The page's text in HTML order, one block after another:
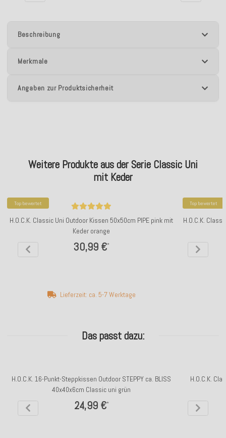
Beschreibung
Merkmale
Angaben zur Produktsicherheit
Weitere Produkte aus der Serie Classic Uni
mit Keder
Top bewertet
H.O.C.K. Classic Uni Outdoor Kissen 50x50cm PIPE pink mit
Keder orange
30,99 €*
Lieferzeit: ca. 5-7 Werktage
Top bewertet
H.O.C.K.
Das passt dazu:
H.O.C.K. 16-Punkt-Steppkissen Outdoor STEPPY ca. BLISS
40x40x6cm Classic uni grün
24,99 €*
H.O.C.K.